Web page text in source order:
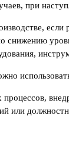
при
снижению
или